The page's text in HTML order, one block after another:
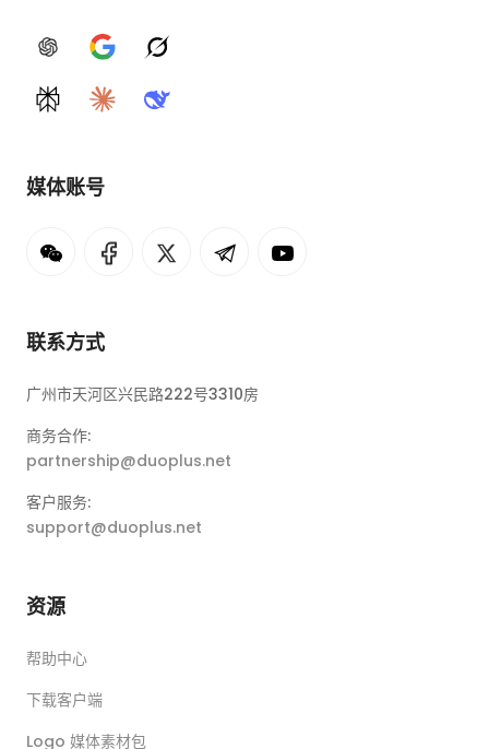
ChatGPTGoogle AIGrok
PerplexityClaudeDeepSeek
媒体账号
联系方式
广州市天河区兴民路222号3310房
商务合作:
partnership@duoplus.net
客户服务:
support@duoplus.net
资源
帮助中心
下载客户端
Logo 媒体素材包